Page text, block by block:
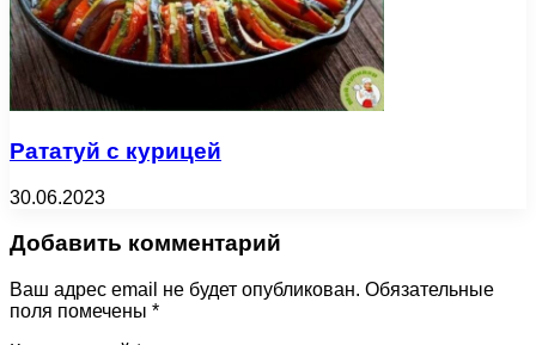
Рататуй с курицей
30.06.2023
Добавить комментарий
Ваш адрес email не будет опубликован. Обязательные
поля помечены *